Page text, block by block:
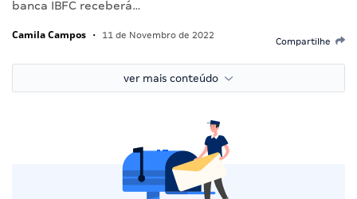
banca IBFC receberá…
Camila Campos • 11 de Novembro de 2022
Compartilhe
ver mais conteúdo